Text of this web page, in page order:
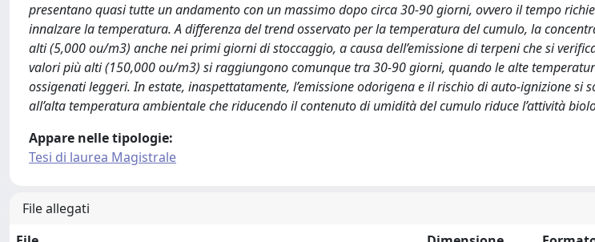
presentano quasi tutte un andamento con un massimo dopo circa 30-90 giorni, ovvero il tempo
innalzare la temperatura. A differenza del trend osservato per la temperatura del cumulo, la
alti (5,000 ou/m3) anche nei primi giorni di stoccaggio, a causa dell’emissione di terpeni che si
valori più alti (150,000 ou/m3) si raggiungono comunque tra 30-90 giorni, quando le alte
ossigenati leggeri. In estate, inaspettatamente, l’emissione odorigena e il rischio di auto-ignizione si
all’alta temperatura ambientale che riducendo il contenuto di umidità del cumulo riduce l’attività
Appare nelle tipologie:
Tesi di laurea Magistrale
File allegati